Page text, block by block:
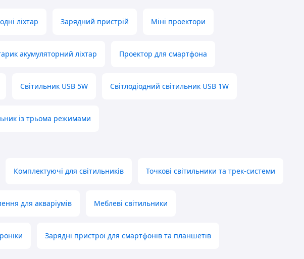
ліхтар Зарядний пристрій Міні проектори
акумуляторний ліхтар Проектор для смартфона
Світильник USB 5W Світлодіодний світильник USB 1W
із трьома режимами
Комплектуючі для світильників Точкові світильники та трек-системи
для акваріумів Меблеві світильники
Зарядні пристрої для смартфонів та планшетів